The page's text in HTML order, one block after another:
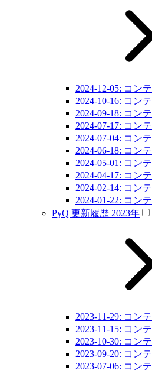
2024-12-05: コン
2024-10-16: コン
2024-09-18: コン
2024-07-17: コン
2024-07-04: コン
2024-06-18: コン
2024-05-01: コン
2024-04-17: コン
2024-02-14: コン
2024-01-22: コン
PyQ 更新履歴 2023年
2023-11-29: コン
2023-11-15: コン
2023-10-30: コン
2023-09-20: コン
2023-07-06: コン